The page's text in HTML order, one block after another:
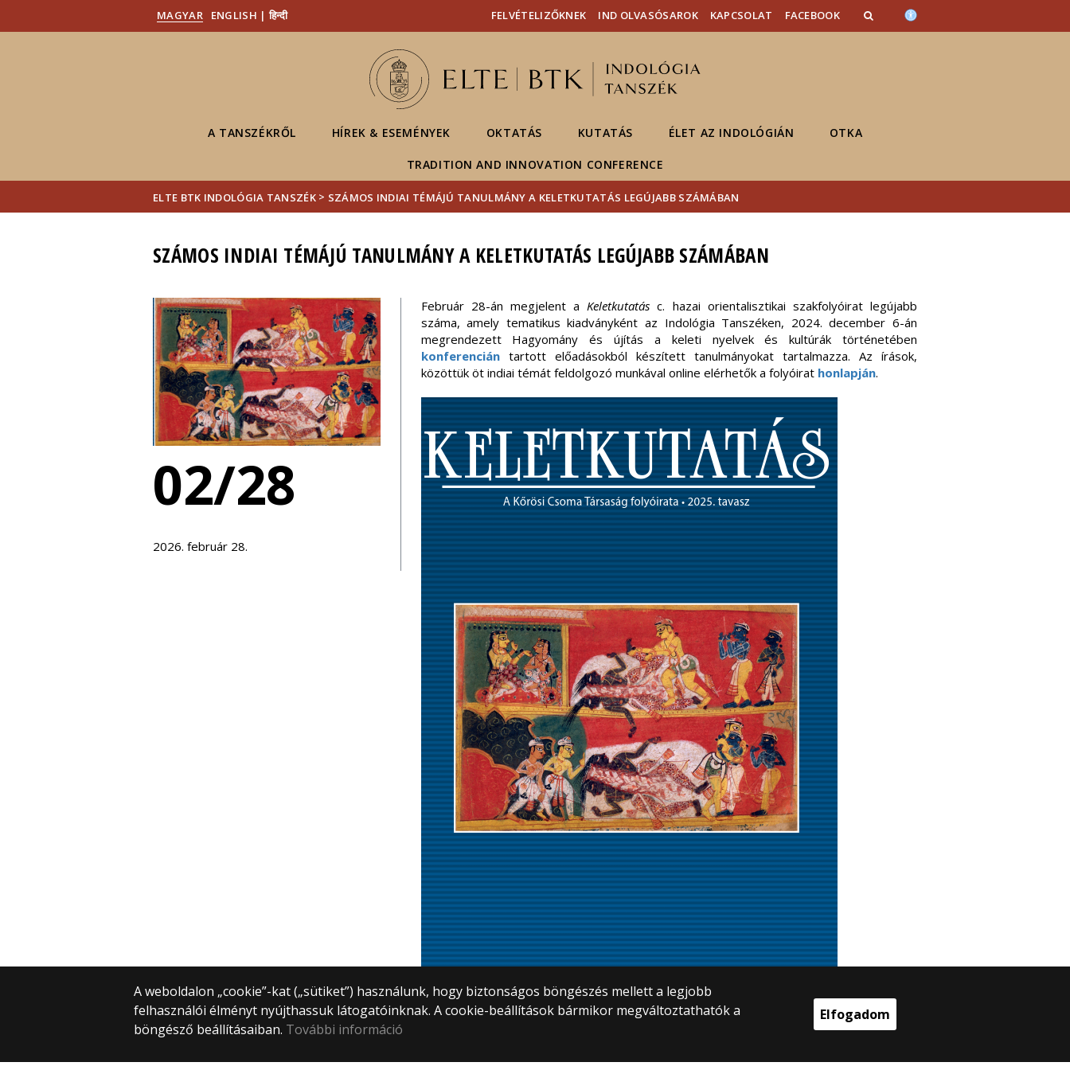
Hírek
Események
ELTE a
MAGYAR ENGLISH | हिन्दी FELVÉTELIZŐKNEK IND OLVASÓSAROK KAPCSOLAT FACEBOOK
A TANSZÉKRŐL HÍREK & ESEMÉNYEK OKTATÁS KUTATÁS ÉLET AZ INDOLÓGIÁN OTKA
TRADITION AND INNOVATION CONFERENCE
ELTE BTK INDOLÓGIA TANSZÉK > SZÁMOS INDIAI TÉMÁJÚ TANULMÁNY A KELETKUTATÁS LEGÚJABB SZÁMÁBAN
SZÁMOS INDIAI TÉMÁJÚ TANULMÁNY A KELETKUTATÁS LEGÚJABB SZÁMÁBAN
02/28
2026. február 28.
Február 28-án megjelent aKeletkutatás c. hazai orientalisztikai szakfolyóirat legújabb
száma, amely tematikus kiadványként az Indológia Tanszéken, 2024. december 6-án
megrendezett Hagyomány és újítás a keleti nyelvek és kultúrák történetében
konferenciántartott előadásokból készített tanulmányokat tartalmazza. Az írások,
közöttük öt indiai témát feldolgozó munkával online elérhetők a folyóirat honlapján.
A weboldalon „cookie”-kat („sütiket”) használunk, hogy biztonságos böngészés mellett a legjobb
felhasználói élményt nyújthassuk látogatóinknak. A cookie-beállítások bármikor megváltoztathatók a
böngésző beállításaiban. További információ
Elfogadom